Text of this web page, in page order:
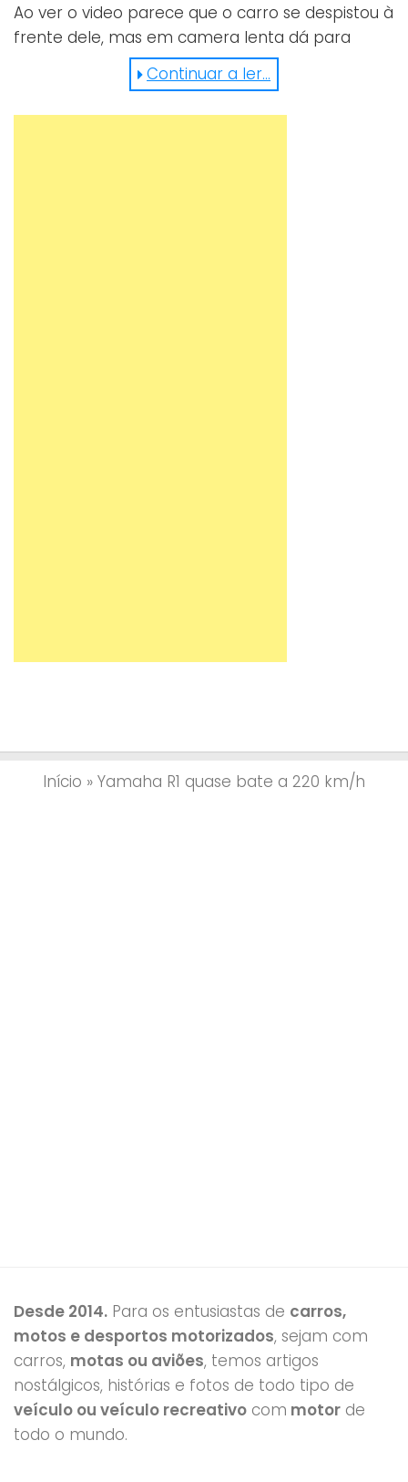
Ao ver o video parece que o carro se despistou à
frente dele, mas em camera lenta dá para
perceber que o carro virou para uma estrada
Continuar a ler...
Início » Yamaha R1 quase bate a 220 km/h
Desde 2014. Para os entusiastas de carros,
motos e desportos motorizados, sejam com
carros, motas ou aviões, temos artigos
nostálgicos, histórias e fotos de todo tipo de
veículo ou veículo recreativo com motor de
todo o mundo.